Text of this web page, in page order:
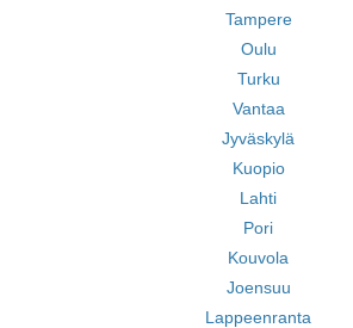
Tampere
Oulu
Turku
Vantaa
Jyväskylä
Kuopio
Lahti
Pori
Kouvola
Joensuu
Lappeenranta